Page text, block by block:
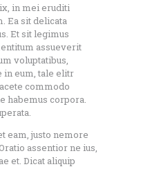
in mei eruditi
Ea sit delicata
Et sit legimus
assueverit
voluptatibus,
in eum, tale elitr
commodo
habemus corpora.
eam, justo nemore
assentior ne ius,
et. Dicat aliquip